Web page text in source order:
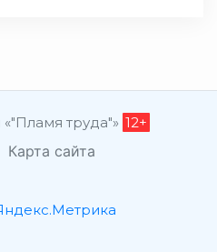
труда"» 12+
Карта сайта